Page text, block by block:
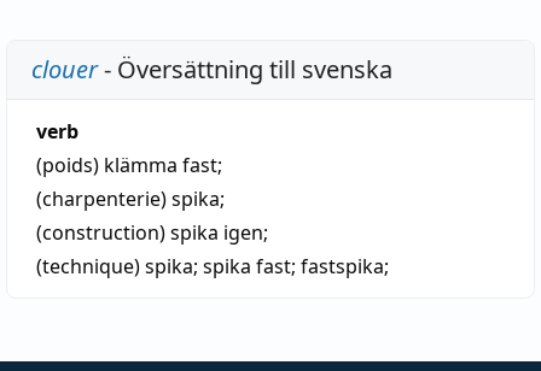
clouer- Översättning till svenska
verb
(poids) klämma fast;
(charpenterie)spika;
(construction)spika igen;
(technique)spika; spika fast; fastspika;